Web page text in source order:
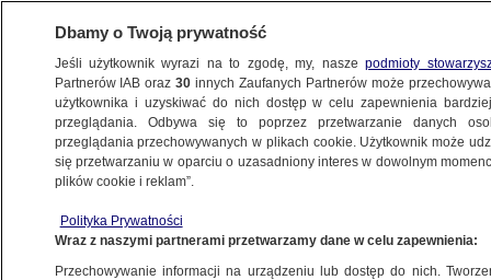
Dbamy o Twoją prywatność
Jeśli użytkownik wyrazi na to zgodę, my, naszepodmioty
Partnerów IAB oraz30 innych Zaufanych Partnerów może
użytkownika i uzyskiwać do nich dostęp w celu zapewnienia
przeglądania. Odbywa się to poprzez przetwarzanie danych
przeglądania przechowywanych w plikach cookie. Użytkownik może
się przetwarzaniu w oparciu o uzasadniony interes w dowolnym
plików cookie i reklam”.
Polityka Prywatności
Wraz z naszymi partnerami przetwarzamy dane w celu zapewnienia:
Przechowywanie informacji na urządzeniu lub dostęp do nich.